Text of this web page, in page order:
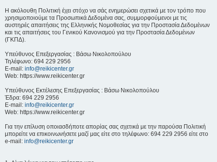
Η ακόλουθη Πολιτική έχει στόχο να σάς ενημερώσει σχετικά με τον τρόπο που
χρησιμοποιούμε τα Προσωπικά Δεδομένα σας, συμμορφούμενοι με τις
αυστηρές απαιτήσεις της Ελληνικής Νομοθεσίας για την Προστασία Δεδομένων
και τις απαιτήσεις του Γενικού Κανονισμού για την Προστασία Δεδομένων
(ΓΚΠΔ).
Υπεύθυνος Επεξεργασίας : Βάσω Νικολοπούλου
Τηλέφωνο: 694 229 2956
E-mail: info@reikicenter.gr
Web: https://www.reikicenter.gr
Υπεύθυνος Εκτέλεσης Επεξεργασίας : Βάσω Νικολοπούλου
Έδρα: 694 229 2956
E-mail: info@reikicenter.gr
Web: https://www.reikicenter.gr
Για την επίλυση οποιασδήποτε απορίας σας σχετικά με την παρούσα Πολιτική
μπορείτε να επικοινωνήσετε μαζί μας είτε στο τηλέφωνο: 694 229 2956 είτε στο
e-mail: info@reikicenter.gr